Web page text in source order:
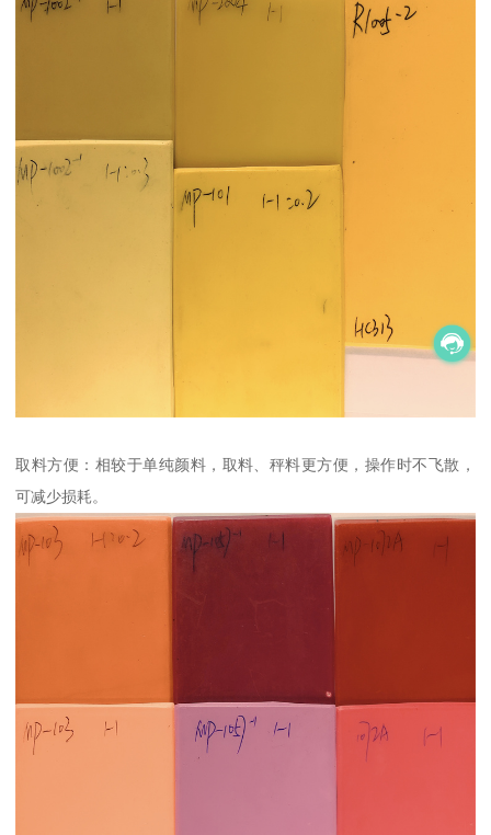
取料方便：相较于单纯颜料，取料、秤料更方便，操作时不飞散，
可减少损耗。